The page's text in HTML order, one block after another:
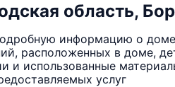
область,
информацию о
расположенных в доме,
и использованные
услуг